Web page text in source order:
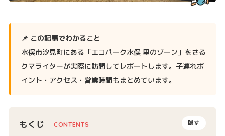
📌 この記事でわかること
水俣市汐見町にある「エコパーク水俣 里のゾーン」をさる
クマライターが実際に訪問してレポートします。子連れポ
イント・アクセス・営業時間もまとめています。
もくじ 隠す